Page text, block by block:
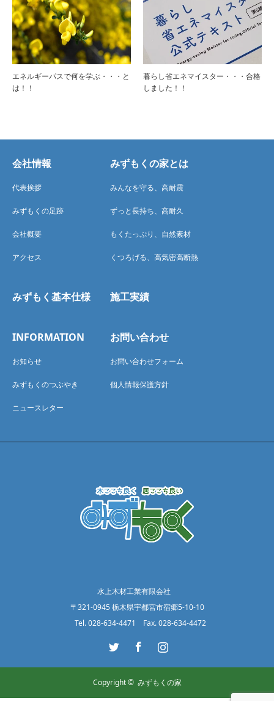
エネルギーパスで何を学ぶ・・・と
は！！
暮らし省エネマイスター・・・合格
しました！！
会社情報
代表挨拶
みずもくの足跡
会社概要
アクセス
みずもくの家とは
みんなを守る、高耐震
ずっと長持ち、高耐久
もくたっぷり、自然素材
くつろげる、高気密高断熱
みずもく基本仕様 施工実績
INFORMATION
お知らせ
みずもくのつぶやき
ニュースレター
お問い合わせ
お問い合わせフォーム
個人情報保護方針
水上木材工業有限会社
〒321-0945 栃木県宇都宮市宿郷5-10-10
Tel. 028-634-4471 Fax. 028-634-4472
Copyright © みずもくの家